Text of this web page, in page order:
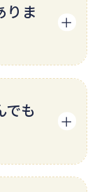
す。
りま
身名義
持ちで
でも